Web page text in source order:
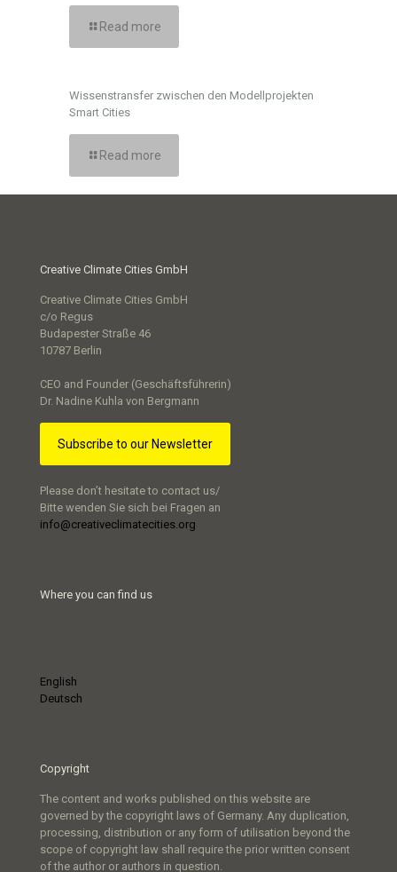
Read more
Wissenstransfer zwischen den Modellprojekten
Smart Cities
Read more
Creative Climate Cities GmbH
Creative Climate Cities GmbH
c/o Regus
Budapester Straße 46
10787 Berlin
CEO and Founder (Geschäftsführerin)
Dr. Nadine Kuhla von Bergmann
Subscribe to our Newsletter
Please don’t hesitate to contact us/
Bitte wenden Sie sich bei Fragen an
info@creativeclimatecities.org
Where you can find us
English
Deutsch
Copyright
The content and works published on this website are
governed by the copyright laws of Germany. Any duplication,
processing, distribution or any form of utilisation beyond the
scope of copyright law shall require the prior written consent
of the author or authors in question.